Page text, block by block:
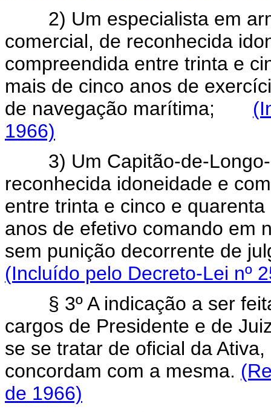
2) Um especialista em
comercial, de reconhecida
compreendida entre trinta e
mais de cinco anos de
de navegação marítima;
1966)
3) Um Capitão-de-Longo-
reconhecida idoneidade e
entre trinta e cinco e
anos de efetivo comando em
sem punição decorrente de
(Incluído pelo Decreto-Lei nº
§ 3º A indicação a ser
cargos de Presidente e de
se se tratar de oficial da
concordam com a mesma.
de 1966)